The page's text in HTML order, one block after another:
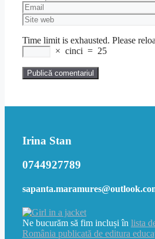
Time limit is exhausted. Please
× cinci = 25
Irina Stan
0744927789
Ne bucurăm să fim incluși în lista
România publicată de editura